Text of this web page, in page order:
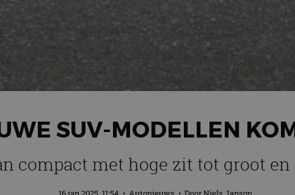
SUV-MODELLEN
compact met hoge zit tot groot en